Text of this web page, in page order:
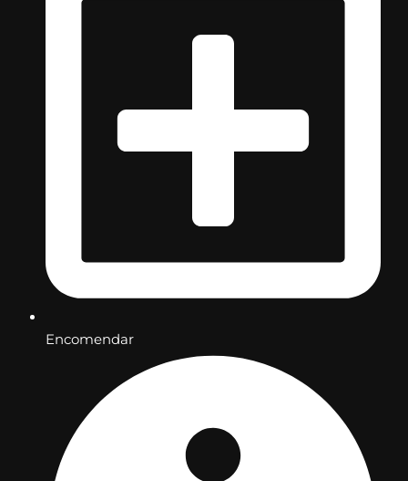
Encomendar